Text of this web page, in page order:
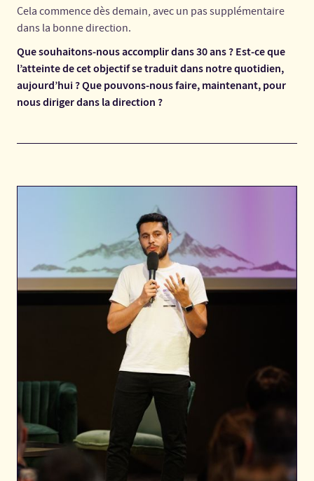
Cela commence dès demain, avec un pas supplémentaire
dans la bonne direction.
Que souhaitons-nous accomplir dans 30 ans ? Est-ce que
l’atteinte de cet objectif se traduit dans notre quotidien,
aujourd’hui ? Que pouvons-nous faire, maintenant, pour
nous diriger dans la direction ?